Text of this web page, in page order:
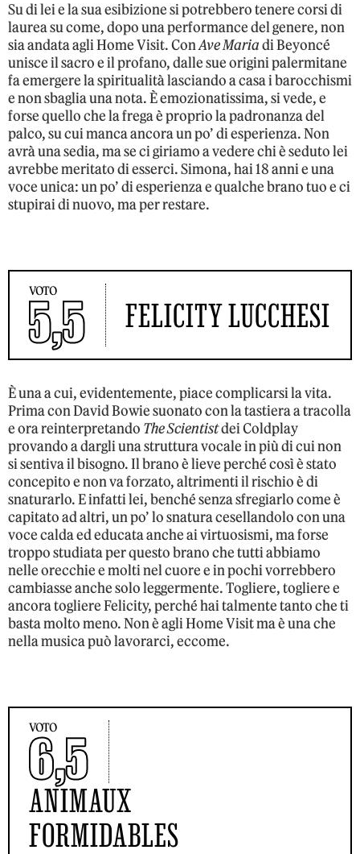
Su di lei e la sua esibizione si potrebbero tenere corsi di
laurea su come, dopo una performance del genere, non
sia andata agli Home Visit. ConAve Mariadi Beyoncé
unisce il sacro e il profano, dalle sue origini palermitane
fa emergere la spiritualità lasciando a casa i barocchismi
e non sbaglia una nota. È emozionatissima, si vede, e
forse quello che la frega è proprio la padronanza del
palco, su cui manca ancora un po’ di esperienza. Non
avrà una sedia, ma se ci giriamo a vedere chi è seduto lei
avrebbe meritato di esserci. Simona, hai 18 anni e una
voce unica: un po’ di esperienza e qualche brano tuo e ci
stupirai di nuovo, ma per restare.
VOTO
5,5 FELICITY LUCCHESI
È una a cui, evidentemente, piace complicarsi la vita.
Prima con David Bowie suonato con la tastiera a tracolla
e ora reinterpretando The Scientistdei Coldplay
provando a dargli una struttura vocale in più di cui non
si sentiva il bisogno. Il brano è lieve perché così è stato
concepito e non va forzato, altrimenti il rischio è di
snaturarlo. E infatti lei, benché senza sfregiarlo come è
capitato ad altri, un po’ lo snatura cesellandolo con una
voce calda ed educata anche ai virtuosismi, ma forse
troppo studiata per questo brano che tutti abbiamo
nelle orecchie e molti nel cuore e in pochi vorrebbero
cambiasse anche solo leggermente. Togliere, togliere e
ancora togliere Felicity, perché hai talmente tanto che ti
basta molto meno. Non è agli Home Visit ma è una che
nella musica può lavorarci, eccome.
VOTO
6,5
ANIMAUX
FORMIDABLES